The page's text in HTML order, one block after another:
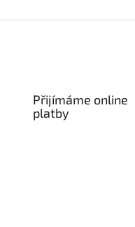
Přijímáme online
platby